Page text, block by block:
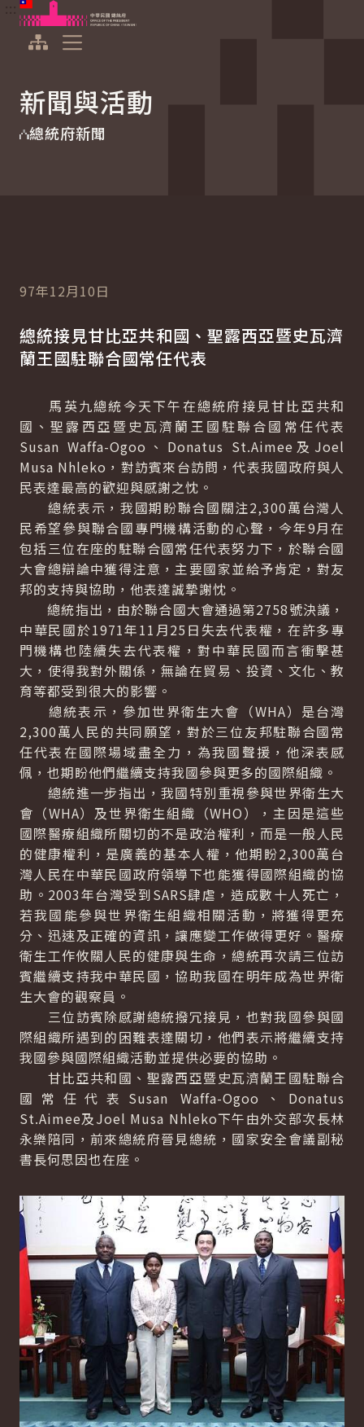
跳到主要內容
中華民國總統府
新聞與活動
總統府新聞
97年12月10日
總統接見甘比亞共和國、聖露西亞暨史瓦濟
蘭王國駐聯合國常任代表
馬英九總統今天下午在總統府接見甘比亞共和
國、聖露西亞暨史瓦濟蘭王國駐聯合國常任代表
Susan Waffa-Ogoo、Donatus St.Aimee及Joel
Musa Nhleko，對訪賓來台訪問，代表我國政府與人
民表達最高的歡迎與感謝之忱。
總統表示，我國期盼聯合國關注2,300萬台灣人
民希望參與聯合國專門機構活動的心聲，今年9月在
包括三位在座的駐聯合國常任代表努力下，於聯合國
大會總辯論中獲得注意，主要國家並給予肯定，對友
邦的支持與協助，他表達誠摯謝忱。
總統指出，由於聯合國大會通過第2758號決議，
中華民國於1971年11月25日失去代表權，在許多專
門機構也陸續失去代表權，對中華民國而言衝擊甚
大，使得我對外關係，無論在貿易、投資、文化、教
育等都受到很大的影響。
總統表示，參加世界衛生大會（WHA）是台灣
2,300萬人民的共同願望，對於三位友邦駐聯合國常
任代表在國際場域盡全力，為我國聲援，他深表感
佩，也期盼他們繼續支持我國參與更多的國際組織。
總統進一步指出，我國特別重視參與世界衛生大
會（WHA）及世界衛生組織（WHO），主因是這些
國際醫療組織所關切的不是政治權利，而是一般人民
的健康權利，是廣義的基本人權，他期盼2,300萬台
灣人民在中華民國政府領導下也能獲得國際組織的協
助。2003年台灣受到SARS肆虐，造成數十人死亡，
若我國能參與世界衛生組織相關活動，將獲得更充
分、迅速及正確的資訊，讓應變工作做得更好。醫療
衛生工作攸關人民的健康與生命，總統再次請三位訪
賓繼續支持我中華民國，協助我國在明年成為世界衛
生大會的觀察員。
三位訪賓除感謝總統撥冗接見，也對我國參與國
際組織所遇到的困難表達關切，他們表示將繼續支持
我國參與國際組織活動並提供必要的協助。
甘比亞共和國、聖露西亞暨史瓦濟蘭王國駐聯合
國常任代表Susan Waffa-Ogoo、Donatus
St.Aimee及Joel Musa Nhleko下午由外交部次長林
永樂陪同，前來總統府晉見總統，國家安全會議副秘
書長何思因也在座。